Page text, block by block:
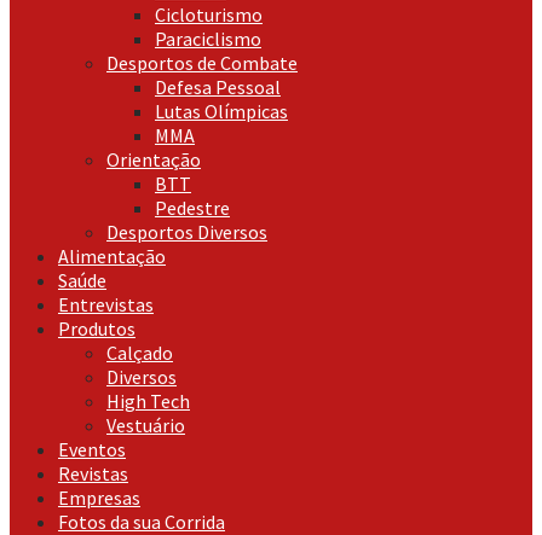
Cicloturismo
Paraciclismo
Desportos de Combate
Defesa Pessoal
Lutas Olímpicas
MMA
Orientação
BTT
Pedestre
Desportos Diversos
Alimentação
Saúde
Entrevistas
Produtos
Calçado
Diversos
High Tech
Vestuário
Eventos
Revistas
Empresas
Fotos da sua Corrida